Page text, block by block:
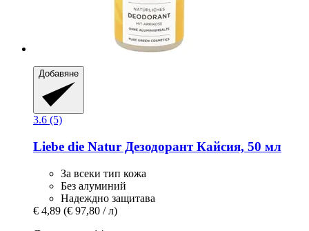
Добавяне
3.6 (5)
Liebe die Natur Дезодорант Кайсия, 50 мл
За всеки тип кожа
Без алуминий
Надеждно защитава
€ 4,89 (€ 97,80 / л)